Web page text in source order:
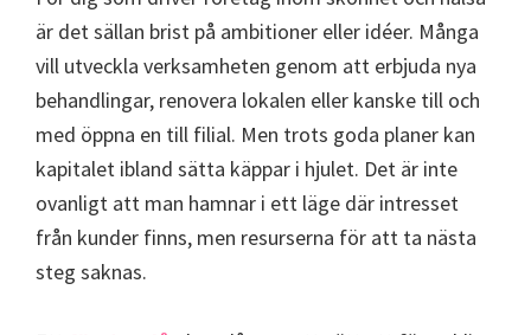
är det sällan brist på ambitioner eller idéer. Många
vill utveckla verksamheten genom att erbjuda nya
behandlingar, renovera lokalen eller kanske till och
med öppna en till filial. Men trots goda planer kan
kapitalet ibland sätta käppar i hjulet. Det är inte
ovanligt att man hamnar i ett läge där intresset
från kunder finns, men resurserna för att ta nästa
steg saknas.